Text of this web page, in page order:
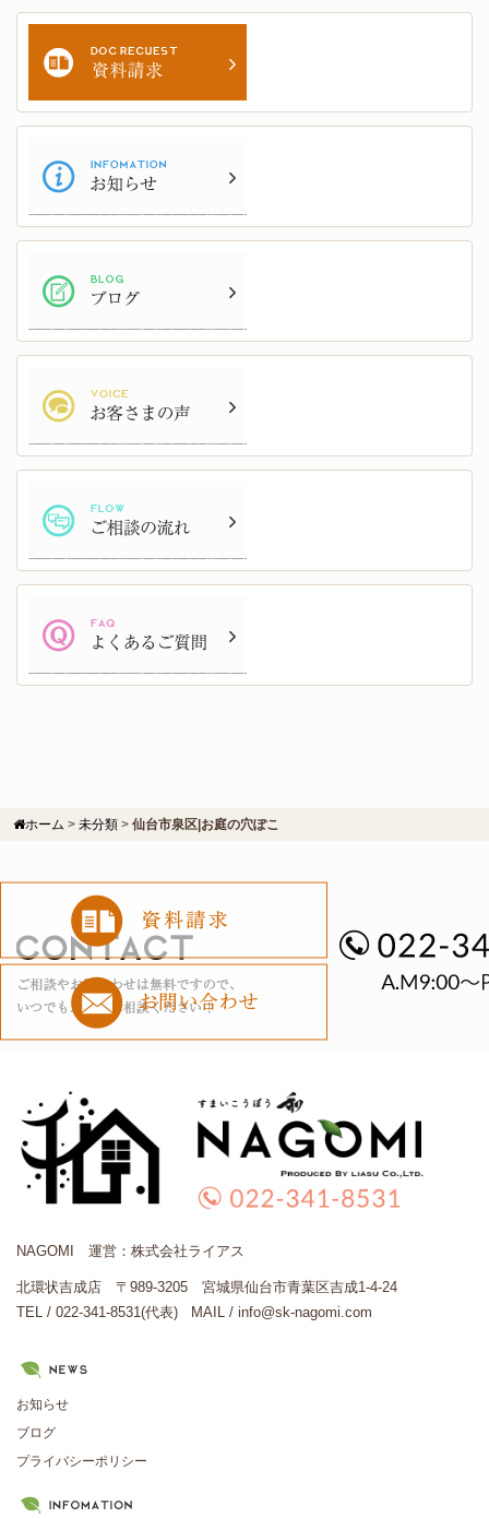
ホーム > 未分類 > 仙台市泉区|お庭の穴ぽこ
NAGOMI 運営：株式会社ライアス
北環状吉成店 〒989-3205 宮城県仙台市青葉区吉成1-4-24
TEL / 022-341-8531(代表)
MAIL / info@sk-nagomi.com
お知らせ
ブログ
プライバシーポリシー